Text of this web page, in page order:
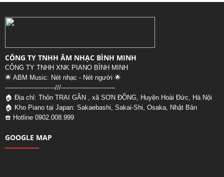
CÔNG TY TNHH ÂM NHẠC BÌNH MINH
CÔNG TY TNHH XNK PIANO BÌNH MINH
🌟 ABM Music: Nét nhạc - Nét người 🌟
-------------------------///---------------------------
🏠 Địa chỉ: Thôn TRẠI GẦN , xã SƠN ĐỒNG, Huyện Hoài Đức, Hà Nội
🏠 Kho Piano tại Japan: Sakaebashi, Sakai-Shi, Osaka, Nhật Bản
☎️ Hotline 0902.008.999
GOOGLE MAP